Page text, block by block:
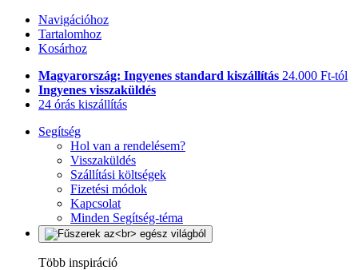
Navigációhoz
Tartalomhoz
Kosárhoz
Magyarország: Ingyenes standard kiszállítás 24.000 Ft-tól
Ingyenes visszaküldés
24 órás kiszállítás
Segítség
Hol van a rendelésem?
Visszaküldés
Szállítási költségek
Fizetési módok
Kapcsolat
Minden Segítség-téma
Több inspiráció